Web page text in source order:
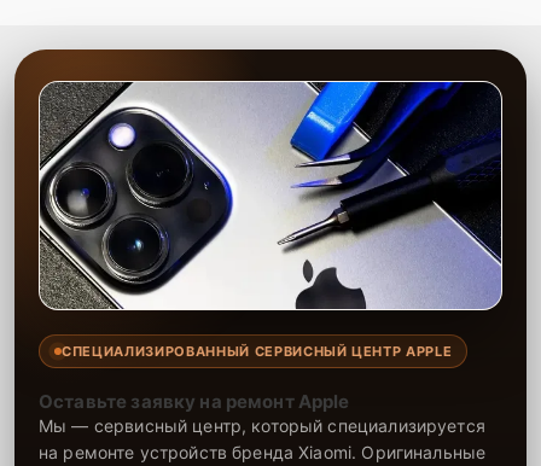
СПЕЦИАЛИЗИРОВАННЫЙ СЕРВИСНЫЙ ЦЕНТР APPLE
Оставьте заявку на ремонт Apple
Мы — сервисный центр, который специализируется
на ремонте устройств бренда Xiaomi. Оригинальные